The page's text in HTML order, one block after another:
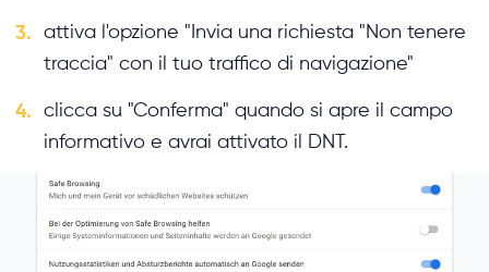
3. attiva l'opzione "Invia una richiesta "Non tenere
traccia" con il tuo traffico di navigazione"
4. clicca su "Conferma" quando si apre il campo
informativo e avrai attivato il DNT.